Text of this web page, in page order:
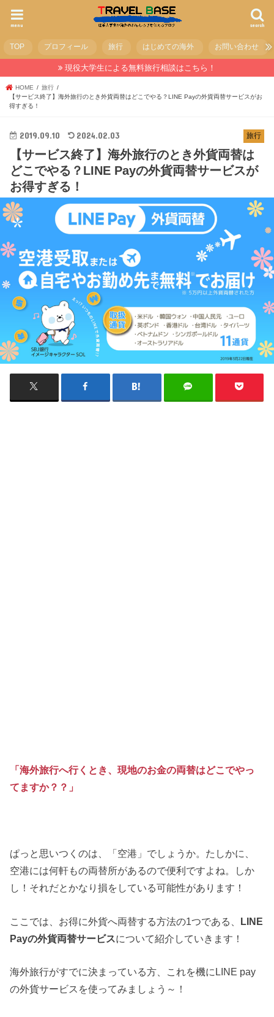
search
menu
TOP プロフィール 旅行 はじめての海外 お問い合わせ
現役大学生による無料旅行相談はこちら！
HOME
旅行
【サービス終了】海外旅行のとき外貨両替はどこでやる？LINE Payの外貨両替サービスがお
得すぎる！
旅行
2019.09.10 2024.02.03
【サービス終了】海外旅行のとき外貨両替は
どこでやる？LINE Payの外貨両替サービスが
お得すぎる！
「海外旅行へ行くとき、現地のお金の両替はどこでやっ
てますか？？」
ぱっと思いつくのは、「空港」でしょうか。たしかに、
空港には何軒もの両替所があるので便利ですよね。しか
し！それだとかなり損をしている可能性があります！
ここでは、お得に外貨へ両替する方法の1つである、 LINE
Payの外貨両替サービスについて紹介していきます！
海外旅行がすでに決まっている方、これを機にLINE pay
の外貨サービスを使ってみましょう～！